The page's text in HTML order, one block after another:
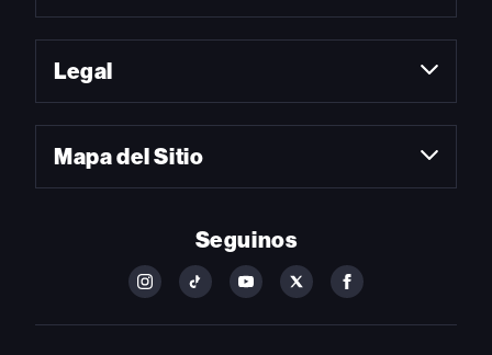
Legal
Mapa del Sitio
Seguinos
FOLLOW
ON
FOLLOW
ON
FOLLOW
ON
FOLLOW
ON
FOLLOW
ON